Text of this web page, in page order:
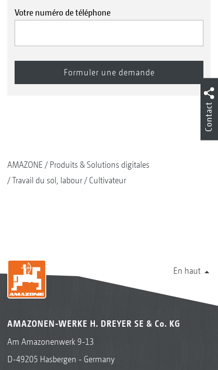
Votre numéro de téléphone
AMAZONE
Produits & Solutions digitales
Travail du sol, labour
Cultivateur
En haut
AMAZONEN-WERKE H. DREYER SE & Co. KG
Am Amazonenwerk 9-13
D-49205 Hasbergen - Germany
Contact